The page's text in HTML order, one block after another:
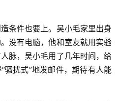
条件也要上。吴小毛家里出身
没有电脑，他和室友就用实验
脉，吴小毛用了几年时间，给
骚扰式”地发邮件，期待有人能